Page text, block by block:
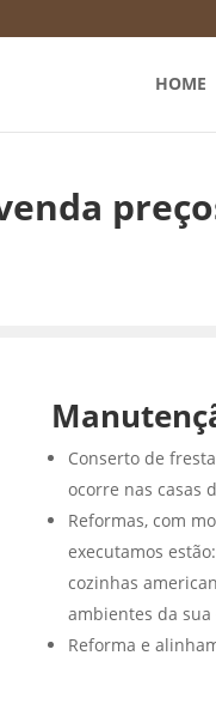
HOME
Conserto de
ocorre nas casas
Reformas, com
executamos
cozinhas
ambientes da
Reforma e